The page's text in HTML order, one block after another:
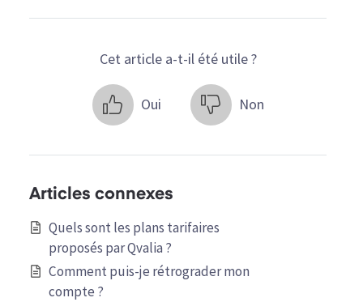
Cet article a-t-il été utile ?
Oui Non
Articles connexes
Quels sont les plans tarifaires
proposés par Qvalia ?
Comment puis-je rétrograder mon
compte ?